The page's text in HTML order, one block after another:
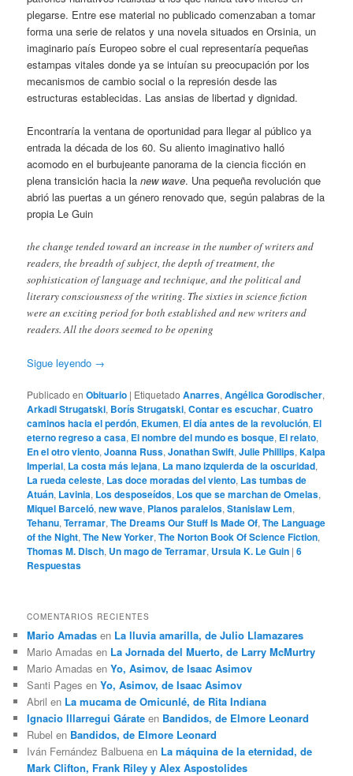
plegarse. Entre ese material no publicado comenzaban a tomar
forma una serie de relatos y una novela situados en Orsinia, un
imaginario país Europeo sobre el cual representaría pequeñas
estampas vitales donde ya se intuían su preocupación por los
mecanismos de cambio social o la represión desde las
estructuras establecidas. Las ansias de libertad y dignidad.
Encontraría la ventana de oportunidad para llegar al público ya
entrada la década de los 60. Su aliento imaginativo halló
acomodo en el burbujeante panorama de la ciencia ficción en
plena transición hacia lanew wave. Una pequeña revolución que
abrió las puertas a un género renovado que, según palabras de la
propia Le Guin
the change tended toward an increase in the number of writers and
readers, the breadth of subject, the depth of treatment, the
sophistication of language and technique, and the political and
literary consciousness of the writing. The sixties in science fiction
were an exciting period for both established and new writers and
readers. All the doors seemed to be opening
Sigue leyendo →
Publicado en Obituario | Etiquetado Anarres,Angélica Gorodischer,
Arkadi Strugatski, Borís Strugatski,Contar es escuchar,Cuatro
caminos hacia el perdón, Ekumen, El día antes de la revolución, El
eterno regreso a casa, El nombre del mundo es bosque, El relato,
En el otro viento,Joanna Russ,Jonathan Swift,Julie Phillips,Kalpa
Imperial, La costa más lejana, La mano izquierda de la oscuridad,
La rueda celeste, Las doce moradas del viento, Las tumbas de
Atuán, Lavinia, Los desposeídos, Los que se marchan de Omelas,
Miquel Barceló,new wave, Planos paralelos,Stanislaw Lem,
Tehanu,Terramar,The Dreams Our Stuff Is Made Of,The Language
of the Night,The New Yorker,The Norton Book Of Science Fiction,
Thomas M. Disch, Un mago de Terramar, Ursula K. Le Guin |6
Respuestas
COMENTARIOS RECIENTES
Mario Amadas en La lluvia amarilla, de Julio Llamazares
Mario Amadas en La Jornada del Muerto, de Larry McMurtry
Mario Amadas enYo, Asimov, de Isaac Asimov
Santi Pages enYo, Asimov, de Isaac Asimov
Abril en La mucama de Omicunlé, de Rita Indiana
Ignacio Illarregui Gárate en Bandidos, de Elmore Leonard
Rubel en Bandidos, de Elmore Leonard
Iván Fernández Balbuena en La máquina de la eternidad, de
Mark Clifton, Frank Riley y Alex Aspostolides